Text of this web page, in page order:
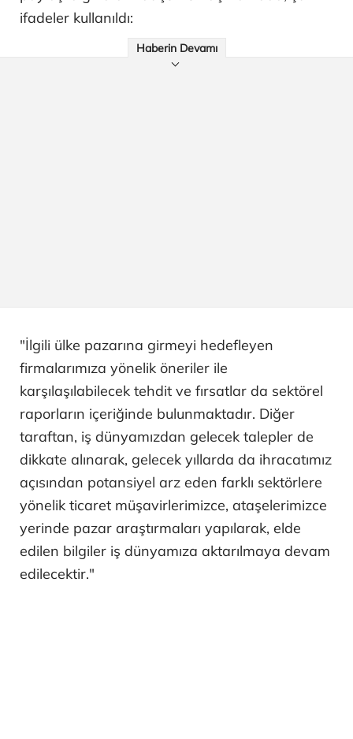
ifadeler kullanıldı:
Haberin Devamı
"İlgili ülke pazarına girmeyi hedefleyen
firmalarımıza yönelik öneriler ile
karşılaşılabilecek tehdit ve fırsatlar da sektörel
raporların içeriğinde bulunmaktadır. Diğer
taraftan, iş dünyamızdan gelecek talepler de
dikkate alınarak, gelecek yıllarda da ihracatımız
açısından potansiyel arz eden farklı sektörlere
yönelik ticaret müşavirlerimizce, ataşelerimizce
yerinde pazar araştırmaları yapılarak, elde
edilen bilgiler iş dünyamıza aktarılmaya devam
edilecektir."